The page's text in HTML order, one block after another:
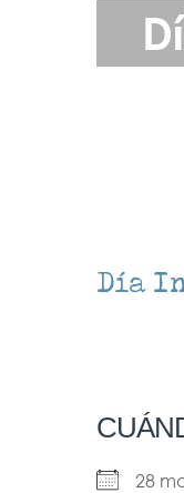
Día
28